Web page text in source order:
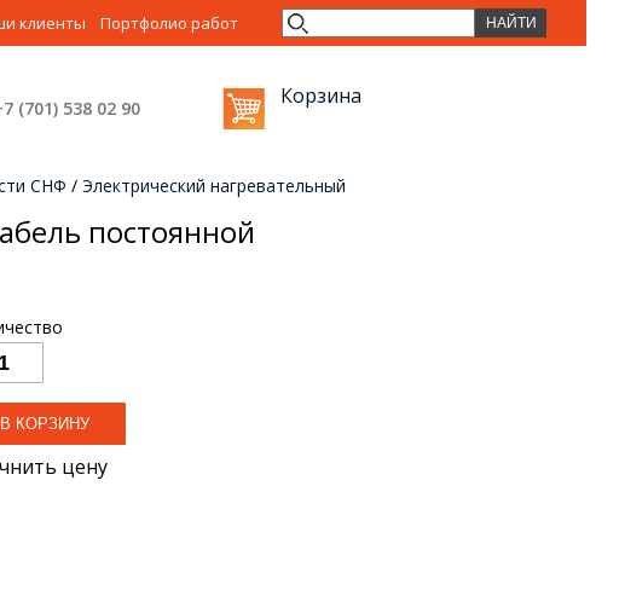
клиенты Портфолио работ
(701) 538 02 90 Корзина
СНФ / Электрический нагревательный
постоянной
цену